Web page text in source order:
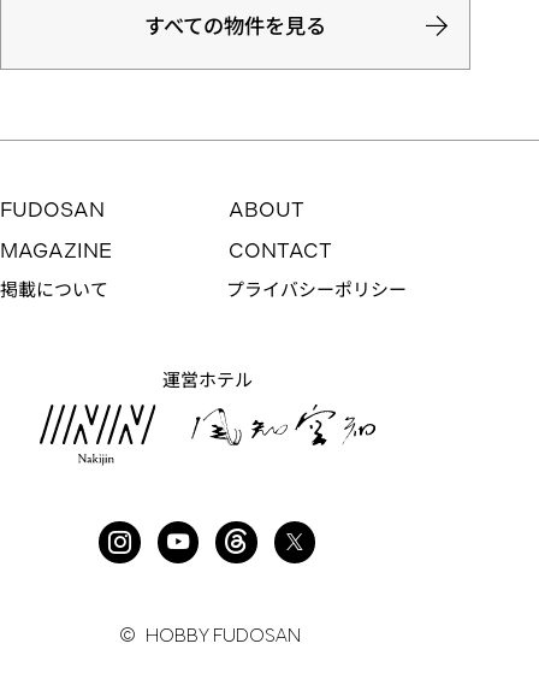
すべての物件を見る
FUDOSAN
ABOUT
MAGAZINE
CONTACT
掲載について プライバシーポリシー
運営ホテル
© HOBBY FUDOSAN